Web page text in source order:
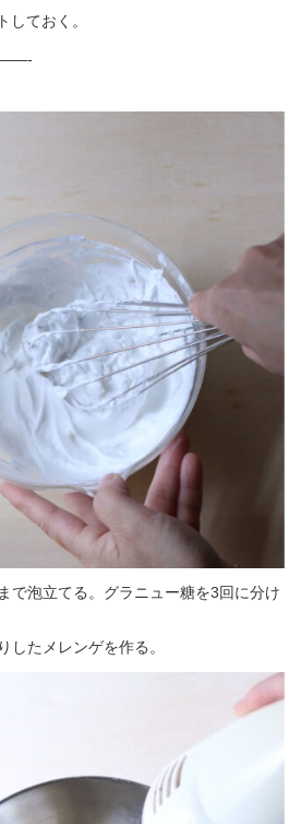
しておく。
で泡立てる。グラニュー糖を3回に分け
したメレンゲを作る。